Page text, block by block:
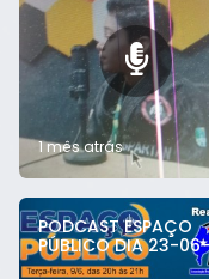
1 mês atrás
PODCAST ESPAÇO
PÚBLICO DIA 23-